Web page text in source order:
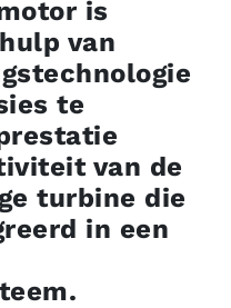
is
van
te
van de
turbine die
in een